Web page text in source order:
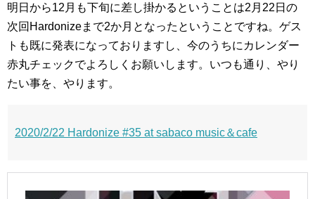
明日から12月も下旬に差し掛かるということは2月22日の
次回Hardonizeまで2か月となったということですね。ゲス
トも既に発表になっておりますし、今のうちにカレンダー
赤丸チェックでよろしくお願いします。いつも通り、やり
たい事を、やります。
2020/2/22 Hardonize #35 at sabaco music＆cafe